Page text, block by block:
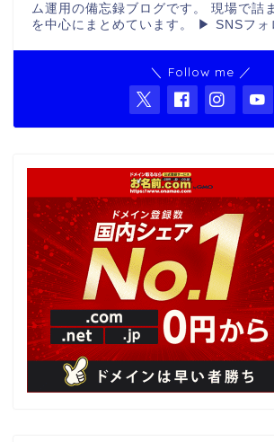
ム運用の備忘録ブログです。 現場で詰
を中心にまとめています。 ▶ SNSフォ
＼ Follow me ／